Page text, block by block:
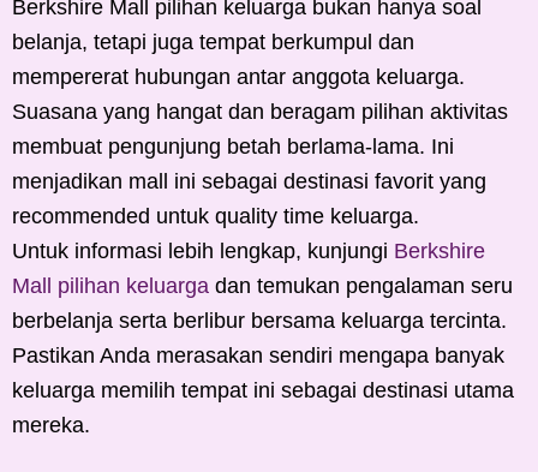
Berkshire Mall pilihan keluarga bukan hanya soal
belanja, tetapi juga tempat berkumpul dan
mempererat hubungan antar anggota keluarga.
Suasana yang hangat dan beragam pilihan aktivitas
membuat pengunjung betah berlama-lama. Ini
menjadikan mall ini sebagai destinasi favorit yang
recommended untuk quality time keluarga.
Untuk informasi lebih lengkap, kunjungi Berkshire
Mall pilihan keluarga dan temukan pengalaman seru
berbelanja serta berlibur bersama keluarga tercinta.
Pastikan Anda merasakan sendiri mengapa banyak
keluarga memilih tempat ini sebagai destinasi utama
mereka.